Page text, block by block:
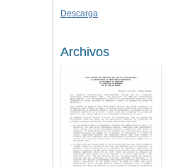
Descarga
Archivos